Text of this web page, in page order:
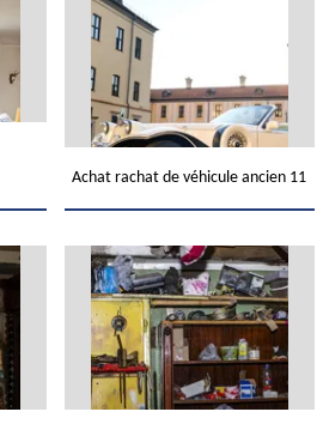
Achat rachat de véhicule ancien 11